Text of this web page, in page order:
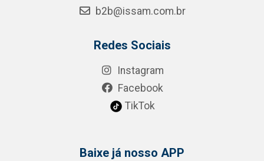
b2b@issam.com.br
Redes Sociais
Instagram
Facebook
TikTok
Baixe já nosso APP